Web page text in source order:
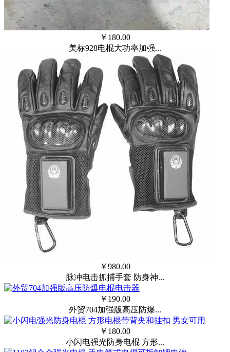
￥ 180.00
美标928电棍大功率加强...
￥980.00
脉冲电击抓捕手套 防身神...
￥ 190.00
外贸704加强版高压防爆...
￥ 180.00
小闪电强光防身电棍 方形...